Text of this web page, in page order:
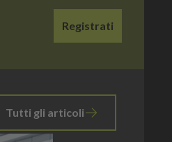
Registrati
Tutti gli articoli